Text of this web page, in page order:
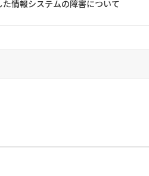
情報システムの障害について